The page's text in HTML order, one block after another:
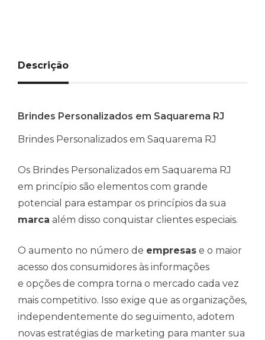
Descrição
Brindes Personalizados em Saquarema RJ
Brindes Personalizados em Saquarema RJ
Os Brindes Personalizados em Saquarema RJ
em princípio são elementos com grande
potencial para estampar os princípios da sua
marca além disso conquistar clientes especiais.
O aumento no número de empresas e o maior
acesso dos consumidores às informações
e opções de compra torna o mercado cada vez
mais competitivo. Isso exige que as organizações,
independentemente do seguimento, adotem
novas estratégias de marketing para manter sua